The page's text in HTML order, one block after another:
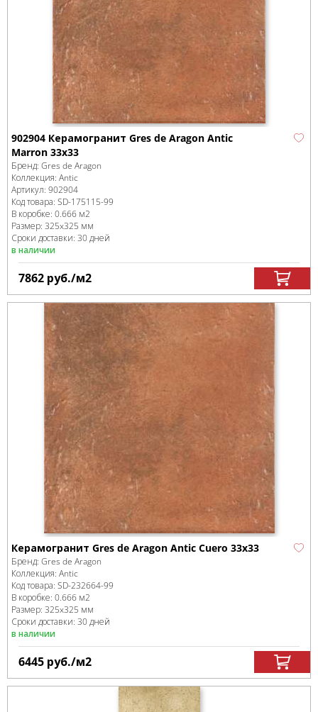
902904 Керамогранит Gres de Aragon Antic
Marron 33x33
Бренд: Gres de Aragon
Коллекция: Antic
Артикул: 902904
Код товара: SD-175115-99
В коробке: 0.666 м2
Размер: 325x325 мм
Сроки доставки: 30 дней
в наличии
7862 руб./м2
Керамогранит Gres de Aragon Antic Cuero 33x33
Бренд: Gres de Aragon
Коллекция: Antic
Код товара: SD-232664-99
В коробке: 0.666 м2
Размер: 325x325 мм
Сроки доставки: 30 дней
в наличии
6445 руб./м2